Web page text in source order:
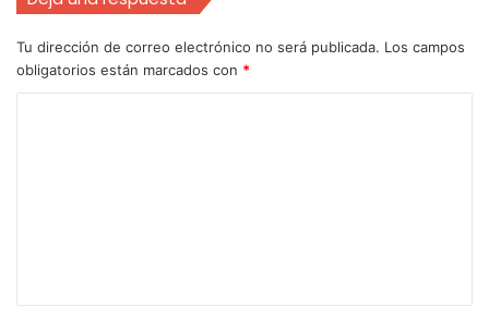
Tu dirección de correo electrónico no será publicada. Los campos
obligatorios están marcados con *